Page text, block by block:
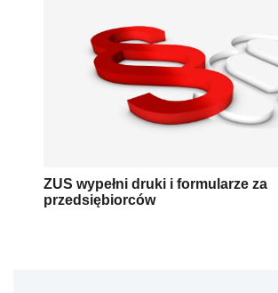
ZUS wypełni druki i formularze za
przedsiębiorców